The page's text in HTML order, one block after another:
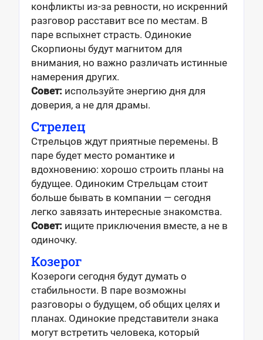
конфликты из-за ревности, но искренний
разговор расставит все по местам. В
паре вспыхнет страсть. Одинокие
Скорпионы будут магнитом для
внимания, но важно различать истинные
намерения других.
Совет: используйте энергию дня для
доверия, а не для драмы.
Стрелец
Стрельцов ждут приятные перемены. В
паре будет место романтике и
вдохновению: хорошо строить планы на
будущее. Одиноким Стрельцам стоит
больше бывать в компании — сегодня
легко завязать интересные знакомства.
Совет: ищите приключения вместе, а не в
одиночку.
Козерог
Козероги сегодня будут думать о
стабильности. В паре возможны
разговоры о будущем, об общих целях и
планах. Одинокие представители знака
могут встретить человека, который